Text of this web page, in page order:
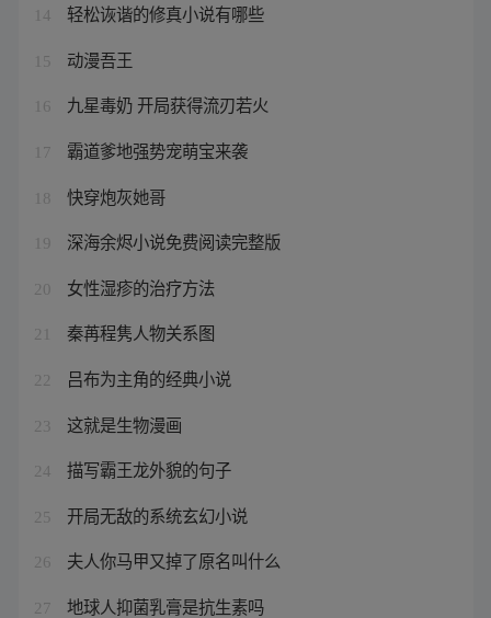
14 轻松诙谐的修真小说有哪些
15 动漫吾王
16 九星毒奶 开局获得流刃若火
17 霸道爹地强势宠萌宝来袭
18 快穿炮灰她哥
19 深海余烬小说免费阅读完整版
20 女性湿疹的治疗方法
21 秦苒程隽人物关系图
22 吕布为主角的经典小说
23 这就是生物漫画
24 描写霸王龙外貌的句子
25 开局无敌的系统玄幻小说
26 夫人你马甲又掉了原名叫什么
27 地球人抑菌乳膏是抗生素吗